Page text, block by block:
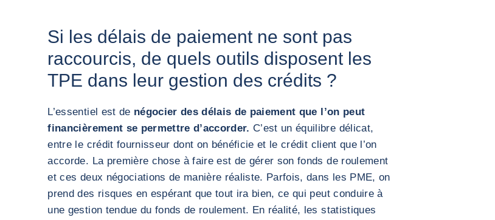
Si les délais de paiement ne sont pas
raccourcis, de quels outils disposent les
TPE dans leur gestion des crédits ?
L’essentiel est de négocier des délais de paiement que l’on peut
financièrement se permettre d’accorder. C’est un équilibre délicat,
entre le crédit fournisseur dont on bénéficie et le crédit client que l’on
accorde. La première chose à faire est de gérer son fonds de roulement
et ces deux négociations de manière réaliste. Parfois, dans les PME, on
prend des risques en espérant que tout ira bien, ce qui peut conduire à
une gestion tendue du fonds de roulement. En réalité, les statistiques